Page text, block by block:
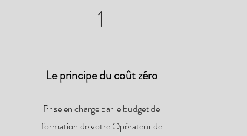
1
Le principe du coût zéro
Prise en charge par le budget de
formation de votre Opérateur de